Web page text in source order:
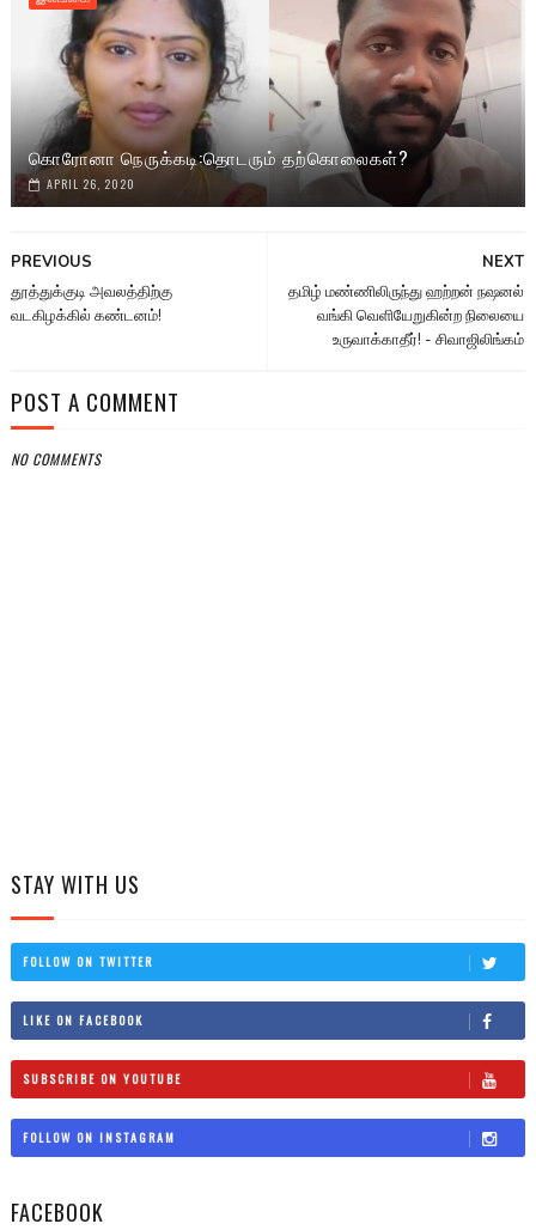
கொரோனா நெருக்கடி:தொடரும் தற்கொலைகள்?
APRIL 26, 2020
NEXT
தமிழ் மண்ணிலிருந்து ஹற்றன் நஷனல்
வங்கி வெளியேறுகின்ற நிலையை
உருவாக்காதீர்! - சிவாஜிலிங்கம்
PREVIOUS
தூத்துக்குடி அவலத்திற்கு
வடகிழக்கில் கண்டனம்!
POST A COMMENT
NO COMMENTS
STAY WITH US
FOLLOW ON TWITTER
LIKE ON FACEBOOK
SUBSCRIBE ON YOUTUBE
FOLLOW ON INSTAGRAM
FACEBOOK